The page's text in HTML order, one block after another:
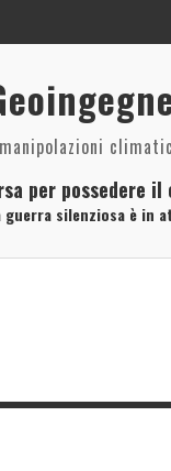
per possedere il
guerra silenziosa è in